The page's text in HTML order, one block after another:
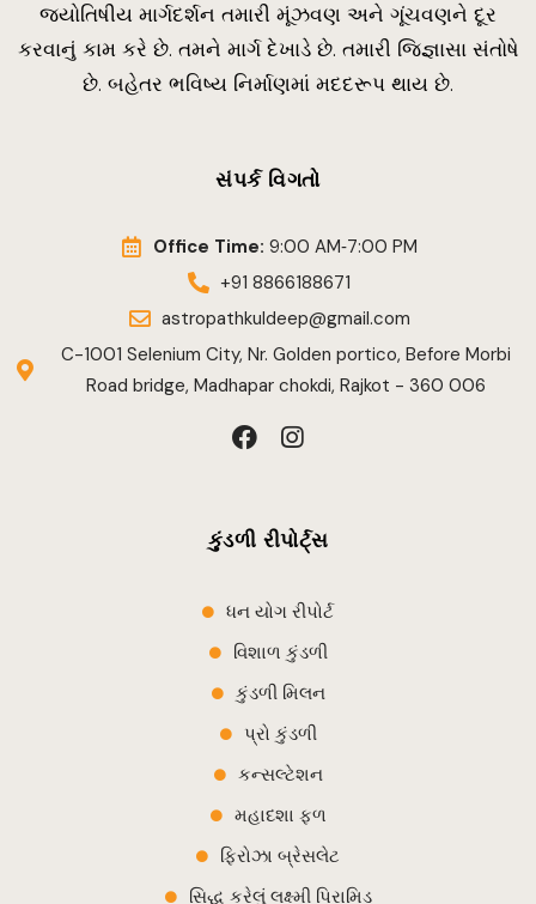
જ્યોતિષીય માર્ગદર્શન તમારી મૂંઝવણ અને ગૂંચવણને દૂર
કરવાનું કામ કરે છે. તમને માર્ગ દેખાડે છે. તમારી જિજ્ઞાસા સંતોષે
છે. બહેતર ભવિષ્ય નિર્માણમાં મદદરૂપ થાય છે.
સંપર્ક વિગતો
Office Time: 9:00 AM‑7:00 PM
+91 8866188671
astropathkuldeep@gmail.com
C-1001 Selenium City, Nr. Golden portico, Before Morbi
Road bridge, Madhapar chokdi, Rajkot - 360 006
F
b
k
I
a
a
m
કુંડળી રીપોર્ટ્સ
ધન યોગ રીપોર્ટ
વિશાળ કુંડળી
કુંડળી મિલન
પ્રો કુંડળી
કન્સલ્ટેશન
મહાદશા ફળ
ફિરોઝા બ્રેસલેટ
સિદ્ધ કરેલું લક્ષ્મી પિરામિડ